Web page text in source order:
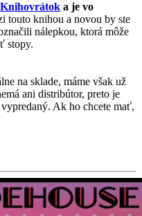
Knihovrátok a je vo
touto knihou a novou by ste
nálepkou, ktorá môže
stopy.
na sklade, máme však už
ani distribútor, preto je
Ak ho chcete mať,